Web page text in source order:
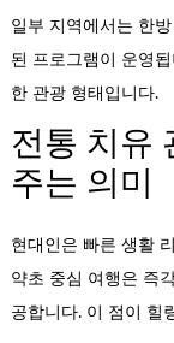
일부 지역에서는 한
된 프로그램이 운영
한 관광 형태입니다.
전통 치유
주는 의미
현대인은 빠른 생활
약초 중심 여행은 즉
공합니다. 이 점이 힐